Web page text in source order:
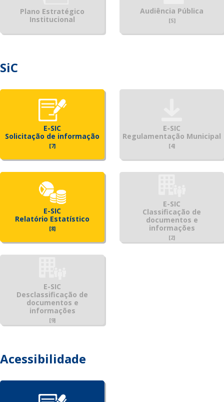
Plano Estratégico
Institucional
Audiência Pública
[S]
SiC
E-SIC
Solicitação de informação
[7]
E-SIC
Regulamentação Municipal
[4]
E-SIC
Relatório Estatístico
[8]
E-SIC
Classificação de
documentos e
informações
[2]
E-SIC
Desclassificação de
documentos e
informações
[9]
Acessibilidade